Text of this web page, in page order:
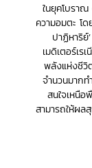
ในยุคโบรา
ความอมตะ โด
ปาฏิหาริย์
เมดิเตอร์เ
พลังแห่งชีวิ
จำนวนมาก
สนใจเหนื
สามารถให้ผล